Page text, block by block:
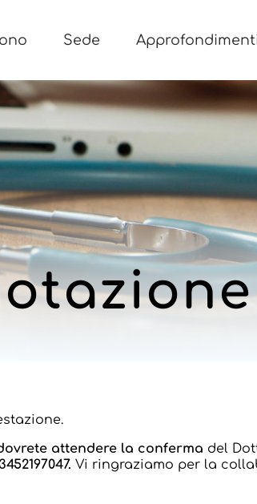
Sede
attendere la conferma del
Vi ringraziamo per la